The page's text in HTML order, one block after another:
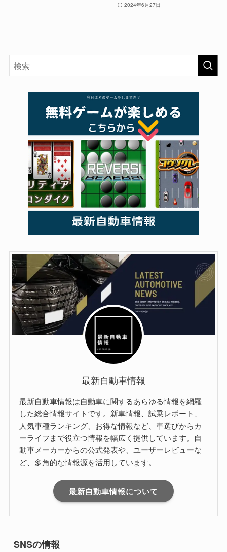
2024年6月27日
最新自動車情報
最新自動車情報は自動車に関するあらゆる情報を網羅
した総合情報サイトです。新車情報、試乗レポート、
人気車種ランキング、お得な情報など、車選びからカ
ーライフまで役立つ情報を幅広く提供しています。自
動車メーカーからの公式発表や、ユーザーレビューな
ど、多角的な情報源を活用しています。
最新自動車情報について
SNSの情報